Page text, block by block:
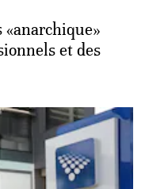
et des